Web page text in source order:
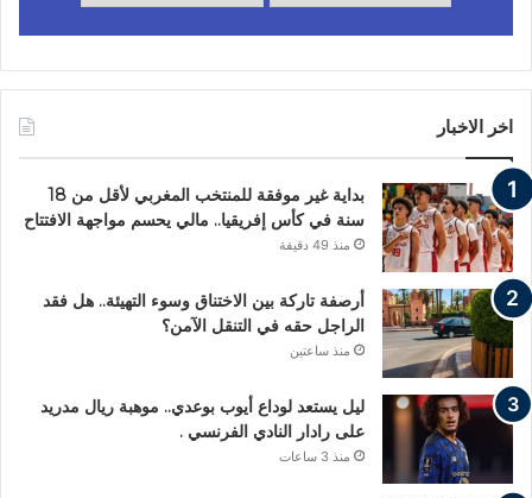
اخر الاخبار
بداية غير موفقة للمنتخب المغربي لأقل من 18
سنة في كأس إفريقيا.. مالي يحسم مواجهة الافتتاح
منذ 49 دقيقة
أرصفة تاركة بين الاختناق وسوء التهيئة.. هل فقد
الراجل حقه في التنقل الآمن؟
منذ ساعتين
ليل يستعد لوداع أيوب بوعدي.. موهبة ريال مدريد
على رادار النادي الفرنسي .
منذ 3 ساعات